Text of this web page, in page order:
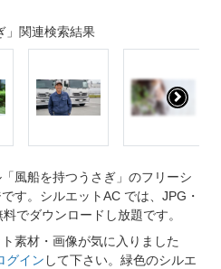
」関連検索結果
風船を持つうさぎ」のフリーシ
す。シルエットAC では、JPG・
でダウンロードし放題です。
素材・画像が気に入りました
グイン して下さい。緑色のシルエ